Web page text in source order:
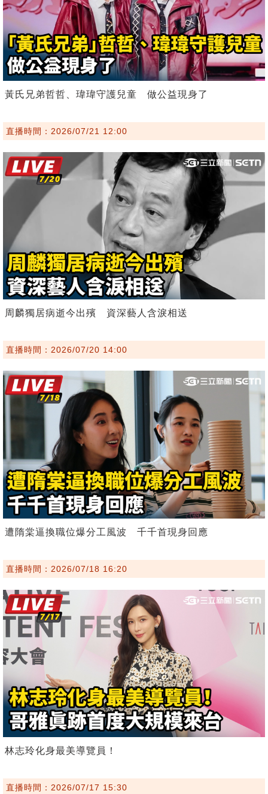
黃氏兄弟哲哲、瑋瑋守護兒童 做公益現身了
直播時間：2026/07/21 12:00
周麟獨居病逝今出殯 資深藝人含淚相送
直播時間：2026/07/20 14:00
遭隋棠逼換職位爆分工風波 千千首現身回應
直播時間：2026/07/18 16:20
林志玲化身最美導覽員！
直播時間：2026/07/17 15:30